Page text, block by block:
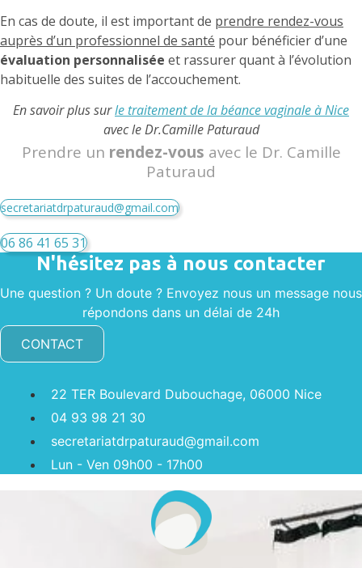
En cas de doute, il est important de prendre rendez-vous
auprès d’un professionnel de santé pour bénéficier d’une
évaluation personnalisée et rassurer quant à l’évolution
habituelle des suites de l’accouchement.
En savoir plus surle traitement de la béance vaginale à Nice
avec le Dr.Camille Paturaud
Prendre un rendez-vous avec le Dr. Camille
Paturaud
secretariatdrpaturaud@gmail.com
06 86 41 65 31
N'hésitez pas à nous contacter
Une question ? Un doute ? Envoyez nous un message nous
répondons dans un délai de 24h
CONTACT
22 TER Boulevard Dubouchage, 06000 Nice
04 93 98 21 30
secretariatdrpaturaud@gmail.com
Lun - Ven 09h00 - 17h00